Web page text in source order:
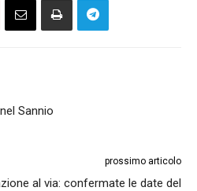
Sannio
prossimo articolo
al via: confermate le date del